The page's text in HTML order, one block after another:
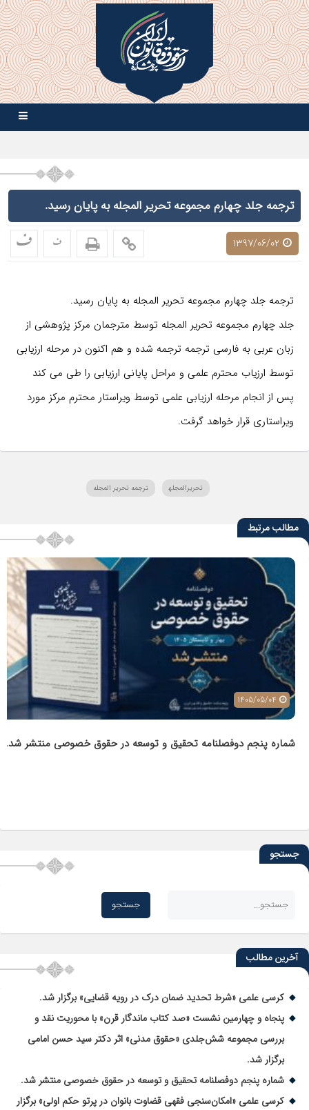
ترجمه جلد چهارم مجموعه تحریر المجله به پایان رسید.
ف ف
ترجمه جلد چهارم مجموعه تحریر المجله به پایان رسید.
جلد چهارم مجموعه تحریر المجله توسط مترجمان مرکز پژوهشی از
زبان عربی به فارسی ترجمه ترجمه شده و هم اکنون در مرحله ارزیابی
توسط ارزیاب محترم علمی و مراحل پایانی ارزیابی را طی می کند
پس از انجام مرحله ارزیابی علمی توسط ویراستار محترم مرکز مورد
ویراستاری قرار خواهد گرفت.
تحریرالمجله ترجمه تحریر المجله
مطالب مرتبط
شماره پنجم دوفصلنامه تحقیق و توسعه در حقوق خصوصی منتشر شد.
جستجو
آخرین مطالب
کرسی علمی «شرط تحدید ضمان درک در رویه قضایی» برگزار شد.
پنجاه و چهارمین نشست «صد کتاب ماندگار قرن» با محوریت نقد و
بررسی مجموعه شش‌جلدی «حقوق مدنی» اثر دکتر سید حسن امامی
برگزار شد.
شماره پنجم دوفصلنامه تحقیق و توسعه در حقوق خصوصی منتشر شد.
کرسی علمی «امکان‌سنجی فقهی قضاوت بانوان در پرتو حکم اولی» برگزار